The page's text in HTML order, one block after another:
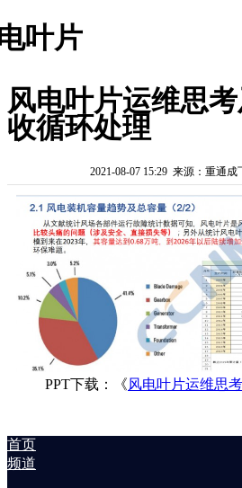
叶片
风电叶片运维思考
收循环处理
2021-08-07 15:29 来源：重通
PPT下载：《风电叶片运维思
首页
频道